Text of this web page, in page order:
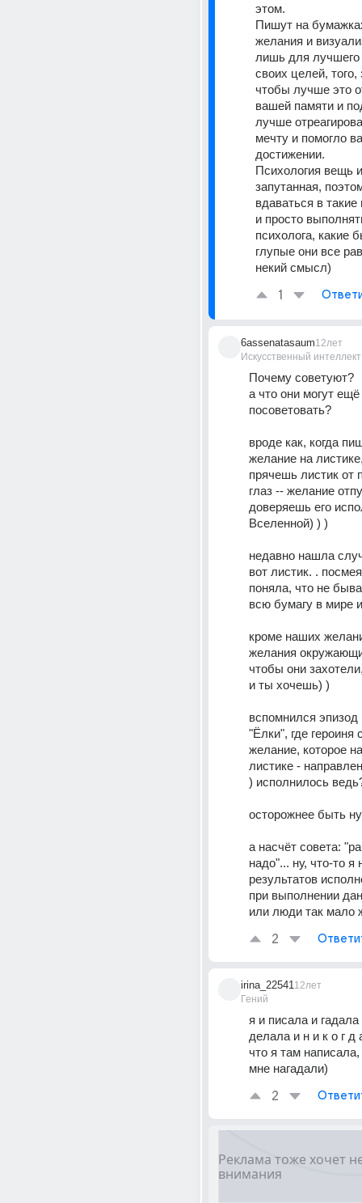
этом.
Пишут на
желания и
лишь для лучшего
своих целей, того,
чтобы лучше это
вашей памяти и
лучше
мечту и помогло
достижении.
Психология вещь
запутанная,
вдаваться в
и просто
психолога, какие
глупые они все
некий смысл)
1
6assenatasaum
Искусственный интеллект
12лет
Почему советуют?
а что они могут ещё
посоветовать?
вроде как, когда
желание на
прячешь листик от
глаз -- желание
доверяешь его
Вселенной) ) )
недавно нашла
вот листик. .
поняла, что не
всю бумагу в мире
кроме наших
желания
чтобы они
и ты хочешь) )
вспомнился
"Ёлки", где героиня
желание, которое
листике -
) исполнилось
осторожнее быть
а насчёт совета:
надо"... ну, что-то я
результатов
при выполнении
или люди так мало
2
irina_22541
Гений
12лет
я и писала и гадала
делала и н и к о г д
что я там
мне нагадали)
2